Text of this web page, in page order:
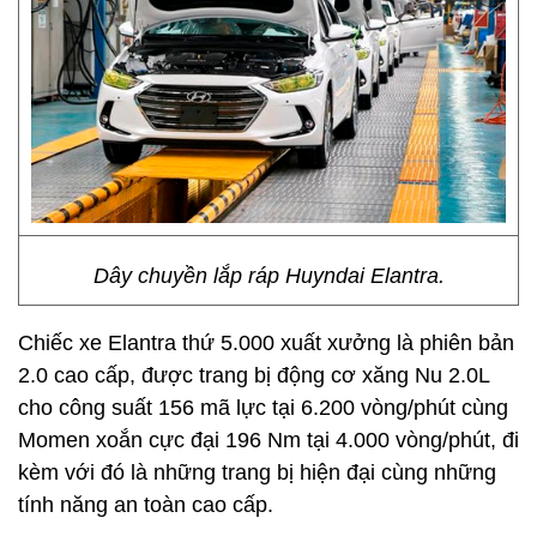
Dây chuyền lắp ráp Huyndai Elantra.
Chiếc xe Elantra thứ 5.000 xuất xưởng là phiên bản
2.0 cao cấp, được trang bị động cơ xăng Nu 2.0L
cho công suất 156 mã lực tại 6.200 vòng/phút cùng
Momen xoắn cực đại 196 Nm tại 4.000 vòng/phút, đi
kèm với đó là những trang bị hiện đại cùng những
tính năng an toàn cao cấp.